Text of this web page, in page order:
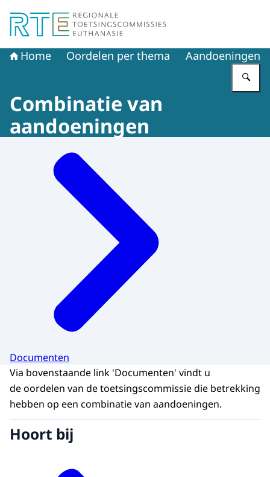
Home Oordelen per thema Aandoeningen
Combinatie van
aandoeningen
Documenten
Via bovenstaande link 'Documenten' vindt u
de oordelen van de toetsingscommissie die betrekking
hebben op een combinatie van aandoeningen.
Hoort bij